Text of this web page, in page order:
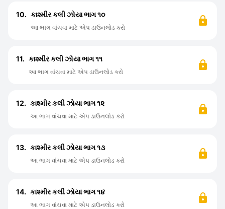
10. કાશ્મીર કલી ઝોયા ભાગ ૧૦
આ ભાગ વાંચવા માટે એપ ડાઉનલોડ કરો
11. કાશ્મીર કલી ઝોયા ભાગ ૧૧
આ ભાગ વાંચવા માટે એપ ડાઉનલોડ કરો
12. કાશ્મીર કલી ઝોયા ભાગ ૧૨
આ ભાગ વાંચવા માટે એપ ડાઉનલોડ કરો
13. કાશ્મીર કલી ઝોયા ભાગ ૧૩
આ ભાગ વાંચવા માટે એપ ડાઉનલોડ કરો
14. કાશ્મીર કલી ઝોયા ભાગ ૧૪
આ ભાગ વાંચવા માટે એપ ડાઉનલોડ કરો